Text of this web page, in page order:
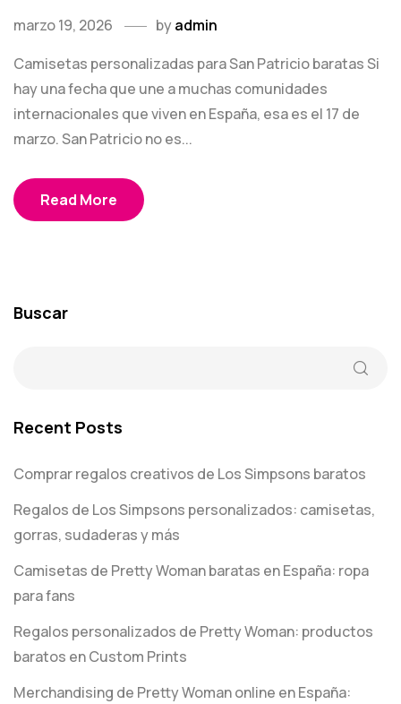
marzo 19, 2026 byadmin
Camisetas personalizadas para San Patricio baratas Si
hay una fecha que une a muchas comunidades
internacionales que viven en España, esa es el 17 de
marzo. San Patricio no es...
Read More
Buscar
Recent Posts
Comprar regalos creativos de Los Simpsons baratos
Regalos de Los Simpsons personalizados: camisetas,
gorras, sudaderas y más
Camisetas de Pretty Woman baratas en España: ropa
para fans
Regalos personalizados de Pretty Woman: productos
baratos en Custom Prints
Merchandising de Pretty Woman online en España: